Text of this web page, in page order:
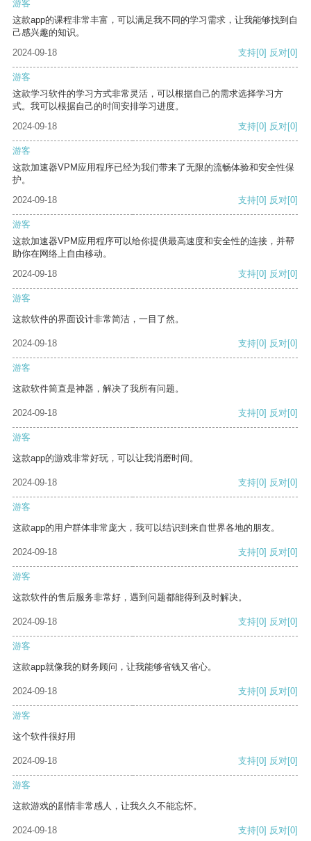
游客
这款app的课程非常丰富，可以满足我不同的学习需求，让我能够找到自
己感兴趣的知识。
2024-09-18
支持[0] 反对[0]
游客
这款学习软件的学习方式非常灵活，可以根据自己的需求选择学习方
式。我可以根据自己的时间安排学习进度。
2024-09-18
支持[0] 反对[0]
游客
这款加速器VPM应用程序已经为我们带来了无限的流畅体验和安全性保
护。
2024-09-18
支持[0] 反对[0]
游客
这款加速器VPM应用程序可以给你提供最高速度和安全性的连接，并帮
助你在网络上自由移动。
2024-09-18
支持[0] 反对[0]
游客
这款软件的界面设计非常简洁，一目了然。
2024-09-18 支持[0] 反对[0]
游客
这款软件简直是神器，解决了我所有问题。
2024-09-18 支持[0] 反对[0]
游客
这款app的游戏非常好玩，可以让我消磨时间。
2024-09-18 支持[0] 反对[0]
游客
这款app的用户群体非常庞大，我可以结识到来自世界各地的朋友。
2024-09-18 支持[0] 反对[0]
游客
这款软件的售后服务非常好，遇到问题都能得到及时解决。
2024-09-18 支持[0] 反对[0]
游客
这款app就像我的财务顾问，让我能够省钱又省心。
2024-09-18 支持[0] 反对[0]
游客
这个软件很好用
2024-09-18 支持[0] 反对[0]
游客
这款游戏的剧情非常感人，让我久久不能忘怀。
2024-09-18 支持[0] 反对[0]